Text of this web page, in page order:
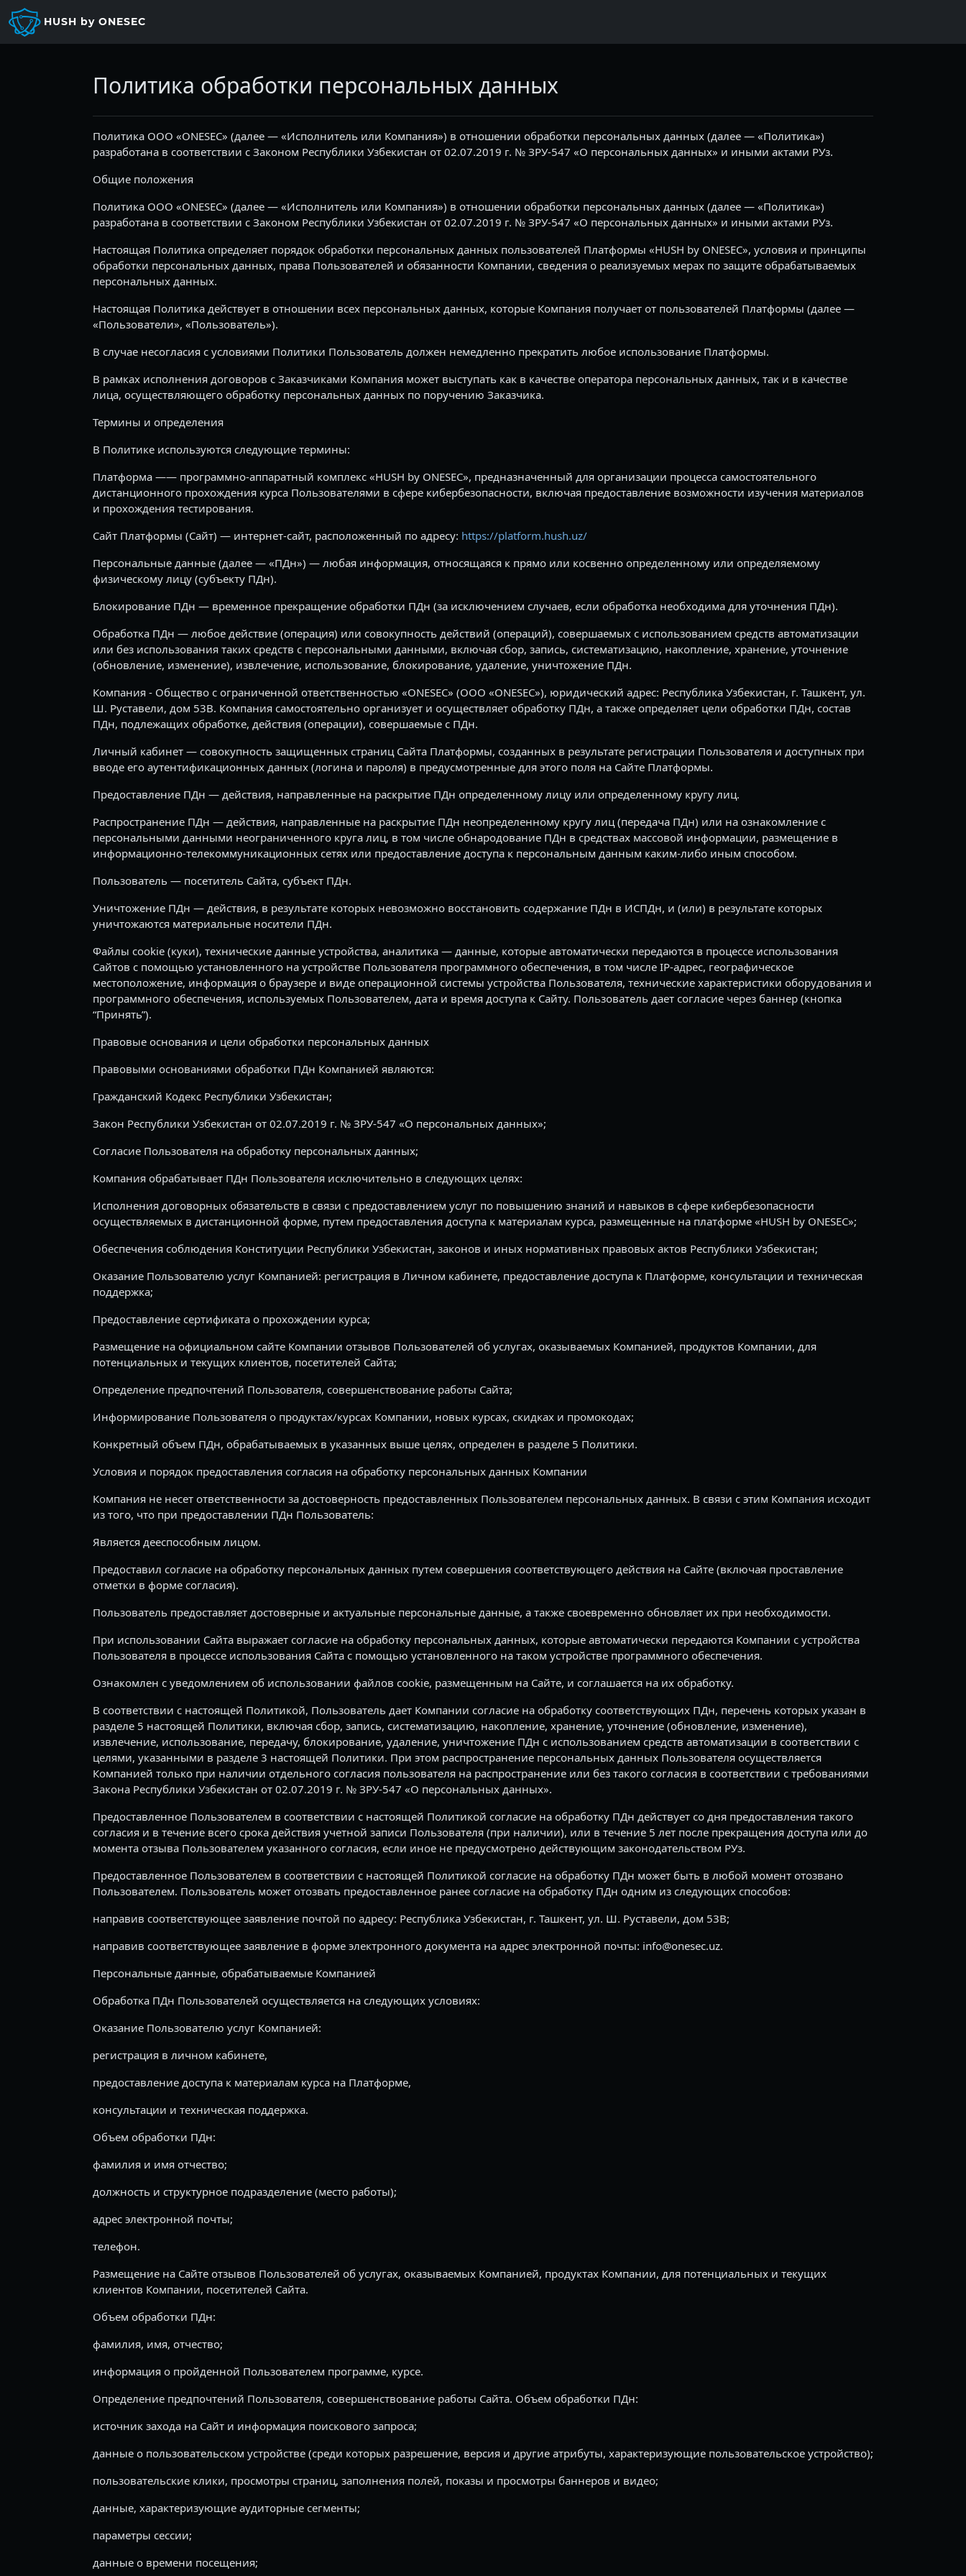
Перейти к основному содержанию
HUSH by ONESEC
Политика обработки персональных данных
Политика ООО «ONESEC» (далее — «Исполнитель или Компания») в отношении обработки персональных данных (далее — «Политика»)
разработана в соответствии с Законом Республики Узбекистан от 02.07.2019 г. № ЗРУ-547 «О персональных данных» и иными актами РУз.
Общие положения
Политика ООО «ONESEC» (далее — «Исполнитель или Компания») в отношении обработки персональных данных (далее — «Политика»)
разработана в соответствии с Законом Республики Узбекистан от 02.07.2019 г. № ЗРУ-547 «О персональных данных» и иными актами РУз.
Настоящая Политика определяет порядок обработки персональных данных пользователей Платформы «HUSH by ONESEC», условия и принципы
обработки персональных данных, права Пользователей и обязанности Компании, сведения о реализуемых мерах по защите обрабатываемых
персональных данных.
Настоящая Политика действует в отношении всех персональных данных, которые Компания получает от пользователей Платформы (далее —
«Пользователи», «Пользователь»).
В случае несогласия с условиями Политики Пользователь должен немедленно прекратить любое использование Платформы.
В рамках исполнения договоров с Заказчиками Компания может выступать как в качестве оператора персональных данных, так и в качестве
лица, осуществляющего обработку персональных данных по поручению Заказчика.
Термины и определения
В Политике используются следующие термины:
Платформа —— программно-аппаратный комплекс «HUSH by ONESEC», предназначенный для организации процесса самостоятельного
дистанционного прохождения курса Пользователями в сфере кибербезопасности, включая предоставление возможности изучения материалов
и прохождения тестирования.
Сайт Платформы (Сайт) — интернет-сайт, расположенный по адресу: https://platform.hush.uz/
Персональные данные (далее — «ПДн») — любая информация, относящаяся к прямо или косвенно определенному или определяемому
физическому лицу (субъекту ПДн).
Блокирование ПДн — временное прекращение обработки ПДн (за исключением случаев, если обработка необходима для уточнения ПДн).
Обработка ПДн — любое действие (операция) или совокупность действий (операций), совершаемых с использованием средств автоматизации
или без использования таких средств с персональными данными, включая сбор, запись, систематизацию, накопление, хранение, уточнение
(обновление, изменение), извлечение, использование, блокирование, удаление, уничтожение ПДн.
Компания - Общество с ограниченной ответственностью «ONESEC» (ООО «ONESEC»), юридический адрес: Республика Узбекистан, г. Ташкент, ул.
Ш. Руставели, дом 53B. Компания самостоятельно организует и осуществляет обработку ПДн, а также определяет цели обработки ПДн, состав
ПДн, подлежащих обработке, действия (операции), совершаемые с ПДн.
Личный кабинет — совокупность защищенных страниц Сайта Платформы, созданных в результате регистрации Пользователя и доступных при
вводе его аутентификационных данных (логина и пароля) в предусмотренные для этого поля на Сайте Платформы.
Предоставление ПДн — действия, направленные на раскрытие ПДн определенному лицу или определенному кругу лиц.
Распространение ПДн — действия, направленные на раскрытие ПДн неопределенному кругу лиц (передача ПДн) или на ознакомление с
персональными данными неограниченного круга лиц, в том числе обнародование ПДн в средствах массовой информации, размещение в
информационно-телекоммуникационных сетях или предоставление доступа к персональным данным каким-либо иным способом.
Пользователь — посетитель Сайта, субъект ПДн.
Уничтожение ПДн — действия, в результате которых невозможно восстановить содержание ПДн в ИСПДн, и (или) в результате которых
уничтожаются материальные носители ПДн.
Файлы cookie (куки), технические данные устройства, аналитика — данные, которые автоматически передаются в процессе использования
Сайтов с помощью установленного на устройстве Пользователя программного обеспечения, в том числе IP-адрес, географическое
местоположение, информация о браузере и виде операционной системы устройства Пользователя, технические характеристики оборудования и
программного обеспечения, используемых Пользователем, дата и время доступа к Сайту. Пользователь дает согласие через баннер (кнопка
“Принять”).
Правовые основания и цели обработки персональных данных
Правовыми основаниями обработки ПДн Компанией являются:
Гражданский Кодекс Республики Узбекистан;
Закон Республики Узбекистан от 02.07.2019 г. № ЗРУ-547 «О персональных данных»;
Согласие Пользователя на обработку персональных данных;
Компания обрабатывает ПДн Пользователя исключительно в следующих целях:
Исполнения договорных обязательств в связи с предоставлением услуг по повышению знаний и навыков в сфере кибербезопасности
осуществляемых в дистанционной форме, путем предоставления доступа к материалам курса, размещенные на платформе «HUSH by ONESEC»;
Обеспечения соблюдения Конституции Республики Узбекистан, законов и иных нормативных правовых актов Республики Узбекистан;
Оказание Пользователю услуг Компанией: регистрация в Личном кабинете, предоставление доступа к Платформе, консультации и техническая
поддержка;
Предоставление сертификата о прохождении курса;
Размещение на официальном сайте Компании отзывов Пользователей об услугах, оказываемых Компанией, продуктов Компании, для
потенциальных и текущих клиентов, посетителей Сайта;
Определение предпочтений Пользователя, совершенствование работы Сайта;
Информирование Пользователя о продуктах/курсах Компании, новых курсах, скидках и промокодах;
Конкретный объем ПДн, обрабатываемых в указанных выше целях, определен в разделе 5 Политики.
Условия и порядок предоставления согласия на обработку персональных данных Компании
Компания не несет ответственности за достоверность предоставленных Пользователем персональных данных. В связи с этим Компания исходит
из того, что при предоставлении ПДн Пользователь:
Является дееспособным лицом.
Предоставил согласие на обработку персональных данных путем совершения соответствующего действия на Сайте (включая проставление
отметки в форме согласия).
Пользователь предоставляет достоверные и актуальные персональные данные, а также своевременно обновляет их при необходимости.
При использовании Сайта выражает согласие на обработку персональных данных, которые автоматически передаются Компании с устройства
Пользователя в процессе использования Сайта с помощью установленного на таком устройстве программного обеспечения.
Ознакомлен с уведомлением об использовании файлов cookie, размещенным на Сайте, и соглашается на их обработку.
В соответствии с настоящей Политикой, Пользователь дает Компании согласие на обработку соответствующих ПДн, перечень которых указан в
разделе 5 настоящей Политики, включая сбор, запись, систематизацию, накопление, хранение, уточнение (обновление, изменение),
извлечение, использование, передачу, блокирование, удаление, уничтожение ПДн с использованием средств автоматизации в соответствии с
целями, указанными в разделе 3 настоящей Политики. При этом распространение персональных данных Пользователя осуществляется
Компанией только при наличии отдельного согласия пользователя на распространение или без такого согласия в соответствии с требованиями
Закона Республики Узбекистан от 02.07.2019 г. № ЗРУ-547 «О персональных данных».
Предоставленное Пользователем в соответствии с настоящей Политикой согласие на обработку ПДн действует со дня предоставления такого
согласия и в течение всего срока действия учетной записи Пользователя (при наличии), или в течение 5 лет после прекращения доступа или до
момента отзыва Пользователем указанного согласия, если иное не предусмотрено действующим законодательством РУз.
Предоставленное Пользователем в соответствии с настоящей Политикой согласие на обработку ПДн может быть в любой момент отозвано
Пользователем. Пользователь может отозвать предоставленное ранее согласие на обработку ПДн одним из следующих способов:
направив соответствующее заявление почтой по адресу: Республика Узбекистан, г. Ташкент, ул. Ш. Руставели, дом 53B;
направив соответствующее заявление в форме электронного документа на адрес электронной почты: info@onesec.uz.
Персональные данные, обрабатываемые Компанией
Обработка ПДн Пользователей осуществляется на следующих условиях:
Оказание Пользователю услуг Компанией:
регистрация в личном кабинете,
предоставление доступа к материалам курса на Платформе,
консультации и техническая поддержка.
Объем обработки ПДн:
фамилия и имя отчество;
должность и структурное подразделение (место работы);
адрес электронной почты;
телефон.
Размещение на Сайте отзывов Пользователей об услугах, оказываемых Компанией, продуктах Компании, для потенциальных и текущих
клиентов Компании, посетителей Сайта.
Объем обработки ПДн:
фамилия, имя, отчество;
информация о пройденной Пользователем программе, курсе.
Определение предпочтений Пользователя, совершенствование работы Сайта. Объем обработки ПДн:
источник захода на Сайт и информация поискового запроса;
данные о пользовательском устройстве (среди которых разрешение, версия и другие атрибуты, характеризующие пользовательское устройство);
пользовательские клики, просмотры страниц, заполнения полей, показы и просмотры баннеров и видео;
данные, характеризующие аудиторные сегменты;
параметры сессии;
данные о времени посещения;